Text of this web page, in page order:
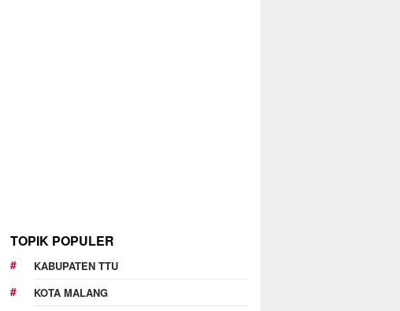
TOPIK POPULER
KABUPATEN TTU
KOTA MALANG